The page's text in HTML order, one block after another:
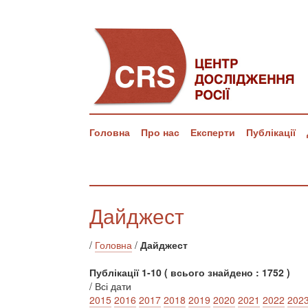
Головна Про нас Експерти Публікації
Дайджест
/ Головна / Дайджест
Публікації 1-10 ( всього знайдено : 1752 )
/ Всі дати
2015 2016 2017 2018 2019 2020 2021 2022